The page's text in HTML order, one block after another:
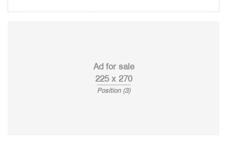
Ad for sale
225 x 270
Position (3)